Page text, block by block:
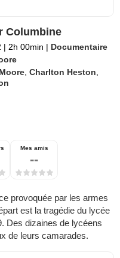
Columbine
| 2h 00min | Documentaire
,Charlton Heston
Mes amis
--
provoquée par les armes
est la tragédie du lycée
Des dizaines de lycéens
de leurs camarades.